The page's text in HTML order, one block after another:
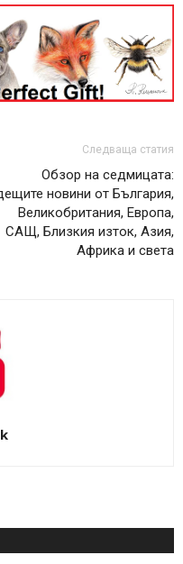
Следваща статия
Обзор на седмицата:
новини от България,
Великобритания, Европа,
САЩ, Близкия изток, Азия,
Африка и света